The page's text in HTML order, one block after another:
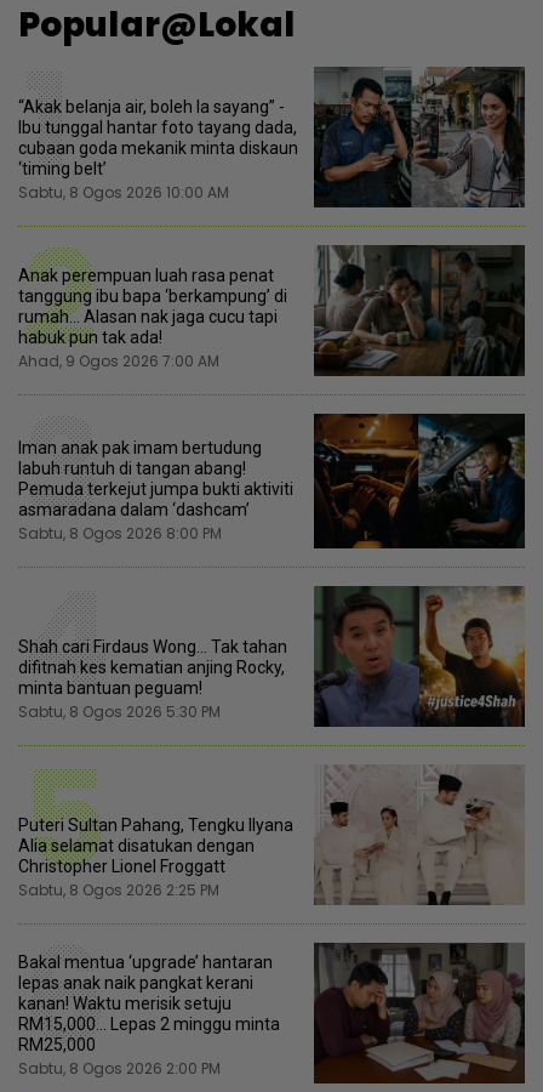
Popular@Lokal
1
“Akak belanja air, boleh la sayang” -
Ibu tunggal hantar foto tayang dada,
cubaan goda mekanik minta diskaun
‘timing belt’
Sabtu, 8 Ogos 2026 10:00 AM
2
Anak perempuan luah rasa penat
tanggung ibu bapa ‘berkampung’ di
rumah... Alasan nak jaga cucu tapi
habuk pun tak ada!
Ahad, 9 Ogos 2026 7:00 AM
3
Iman anak pak imam bertudung
labuh runtuh di tangan abang!
Pemuda terkejut jumpa bukti aktiviti
asmaradana dalam ‘dashcam’
Sabtu, 8 Ogos 2026 8:00 PM
4
Shah cari Firdaus Wong… Tak tahan
difitnah kes kematian anjing Rocky,
minta bantuan peguam!
Sabtu, 8 Ogos 2026 5:30 PM
5
Puteri Sultan Pahang, Tengku Ilyana
Alia selamat disatukan dengan
Christopher Lionel Froggatt
Sabtu, 8 Ogos 2026 2:25 PM
6
Bakal mentua ‘upgrade’ hantaran
lepas anak naik pangkat kerani
kanan! Waktu merisik setuju
RM15,000... Lepas 2 minggu minta
RM25,000
Sabtu, 8 Ogos 2026 2:00 PM